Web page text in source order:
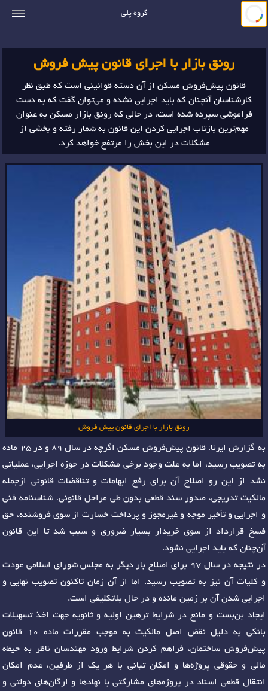
گروه پلی جستجو
رونق بازار با اجرای قانون پیش‌ فروش
قانون پیش‌فروش مسکن از آن دسته قوانینی است که طبق نظر
کارشناسان آنچنان که باید اجرایی نشده و می‌توان گفت که به دست
فراموشی سپرده شده است، در حالی که رونق بازار مسکن به عنوان
مهم‌ترین بازتاب اجرایی کردن این قانون به شمار رفته و بخشی از
مشکلات در این بخش را مرتفع خواهد کرد.
رونق بازار با اجرای قانون پیش‌ فروش
به گزارش ایرنا، قانون پیش‌فروش مسکن اگرچه در سال ۸۹ و در ۲۵ ماده
به تصویب رسید، اما به علت وجود برخی مشکلات در حوزه اجرایی، عملیاتی
نشد از این رو اصلاح آن برای رفع ابهامات و تناقضات قانونی ازجمله
مالکیت تدریجی، صدور سند قطعی بدون طی مراحل قانونی، شناسنامه فنی
و اجرایی و تأخیر موجه و غیرمجوز و پرداخت خسارت از سوی فروشنده، حق
فسخ قرارداد از سوی خریدار بسیار ضروری و سبب شد تا این قانون
آن‌چنان که باید اجرایی نشود.
در نتیجه در سال ۹۷ برای اصلاح بار دیگر به مجلس شورای اسلامی عودت
و کلیات آن نیز به تصویب رسید، اما از آن زمان تاکنون تصویب نهایی و
اجرایی شدن آن بر زمین مانده و در حال بلاتکلیفی است.
ایجاد بن‌بست و مانع در شرایط ترهین اولیه و ثانویه جهت اخذ تسهیلات
بانکی به دلیل نقض اصل مالکیت به موجب مقررات ماده ۱۰ قانون
پیش‌فروش ساختمان، فراهم کردن شرایط ورود مهندسان ناظر به حیطه
مالی و حقوقی پروژه‌ها و امکان تبانی با هر یک از طرفین، عدم امکان
انتقال قطعی اسناد در پروژه‌های مشارکتی با نهادها و ارگان‌های دولتی و